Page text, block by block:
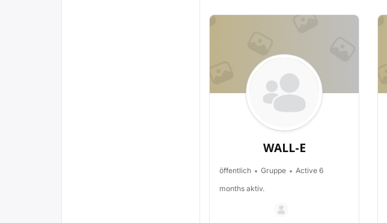
WALL-E
öffentlich Gruppe
Active 6
months aktiv.